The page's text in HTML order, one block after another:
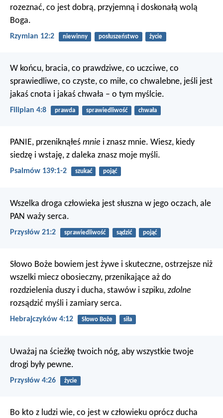
rozeznać, co jest dobrą, przyjemną i doskonałą wolą
Boga.
Rzymian 12:2 niewinny posłuszeństwo życie
W końcu, bracia, co prawdziwe, co uczciwe, co
sprawiedliwe, co czyste, co miłe, co chwalebne, jeśli jest
jakaś cnota i jakaś chwała – o tym myślcie.
Filipian 4:8 prawda sprawiedliwość chwała
PANIE, przeniknąłeś mnie i znasz mnie. Wiesz, kiedy
siedzę i wstaję, z daleka znasz moje myśli.
Psalmów 139:1-2 szukać pojąć
Wszelka droga człowieka jest słuszna w jego oczach, ale
PAN waży serca.
Przysłów 21:2 sprawiedliwość sądzić pojąć
Słowo Boże bowiem jest żywe i skuteczne, ostrzejsze niż
wszelki miecz obosieczny, przenikające aż do
rozdzielenia duszy i ducha, stawów i szpiku, zdolne
rozsądzić myśli i zamiary serca.
Hebrajczyków 4:12 Słowo Boże siła
Uważaj na ścieżkę twoich nóg, aby wszystkie twoje
drogi były pewne.
Przysłów 4:26 życie
Bo kto z ludzi wie, co jest w człowieku oprócz ducha